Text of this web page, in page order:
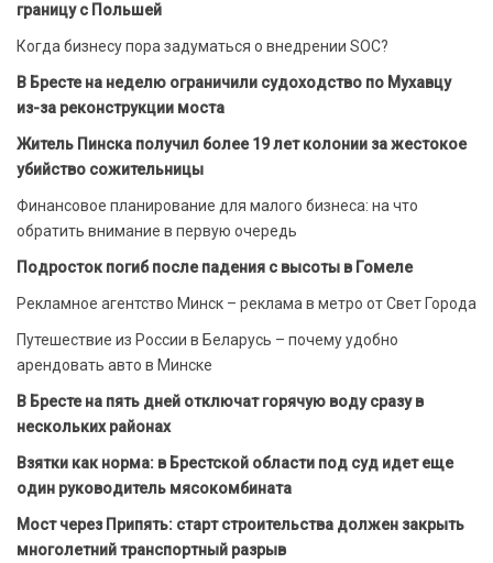
границу с Польшей
Когда бизнесу пора задуматься о внедрении SOC?
В Бресте на неделю ограничили судоходство по Мухавцу
из-за реконструкции моста
Житель Пинска получил более 19 лет колонии за жестокое
убийство сожительницы
Финансовое планирование для малого бизнеса: на что
обратить внимание в первую очередь
Подросток погиб после падения с высоты в Гомеле
Рекламное агентство Минск – реклама в метро от Свет Города
Путешествие из России в Беларусь – почему удобно
арендовать авто в Минске
В Бресте на пять дней отключат горячую воду сразу в
нескольких районах
Взятки как норма: в Брестской области под суд идет еще
один руководитель мясокомбината
Мост через Припять: старт строительства должен закрыть
многолетний транспортный разрыв